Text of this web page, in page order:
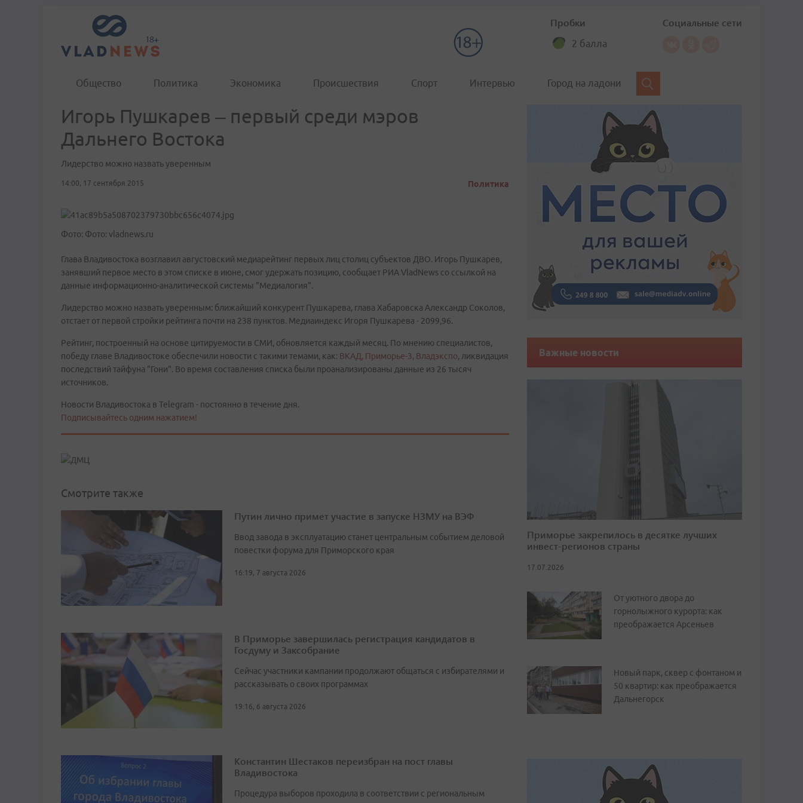
Пробки
2 балла
Социальные сети
Общество Политика Экономика Происшествия Спорт Интервью Город на ладони
Игорь Пушкарев – первый среди мэров
Дальнего Востока
Лидерство можно назвать уверенным
14:00, 17 сентября 2015 Политика
Фото: Фото: vladnews.ru
Глава Владивостока возглавил августовский медиарейтинг первых лиц столиц субъектов ДВО. Игорь Пушкарев,
занявший первое место в этом списке в июне, смог удержать позицию, сообщает РИА VladNews со ссылкой на
данные информационно-аналитической системы "Медиалогия".
Лидерство можно назвать уверенным: ближайший конкурент Пушкарева, глава Хабаровска Александр Соколов,
отстает от первой стройки рейтинга почти на 238 пунктов. Медиаиндекс Игоря Пушкарева - 2099,96.
Рейтинг, построенный на основе цитируемости в СМИ, обновляется каждый месяц. По мнению специалистов,
победу главе Владивостоке обеспечили новости с такими темами, как: ВКАД, Приморье-3, Владэкспо, ликвидация
последствий тайфуна "Гони". Во время составления списка были проанализированы данные из 26 тысяч
источников.
Новости Владивостока в Telegram - постоянно в течение дня.
Подписывайтесь одним нажатием!
Смотрите также
Путин лично примет участие в запуске НЗМУ на ВЭФ
Ввод завода в эксплуатацию станет центральным событием деловой
повестки форума для Приморского края
16:19, 7 августа 2026
В Приморье завершилась регистрация кандидатов в
Госдуму и Заксобрание
Сейчас участники кампании продолжают общаться с избирателями и
рассказывать о своих программах
19:16, 6 августа 2026
Константин Шестаков переизбран на пост главы
Владивостока
Процедура выборов проходила в соответствии с региональным
Важные новости
Приморье закрепилось в десятке лучших
инвест-регионов страны
17.07.2026
От уютного двора до
горнолыжного курорта: как
преображается Арсеньев
Новый парк, сквер с фонтаном и
50 квартир: как преображается
Дальнегорск